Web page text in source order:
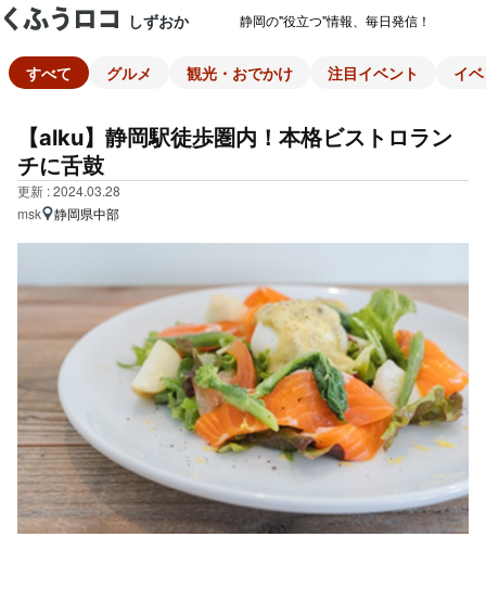
しずおか 静岡の"役立つ"情報、毎日発信！
すべて グルメ 観光・おでかけ 注目イベント イ
【alku】静岡駅徒歩圏内！本格ビストロラン
チに舌鼓
更新 : 2024.03.28
msk
静岡県中部